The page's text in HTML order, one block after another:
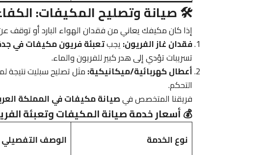
🛠️ صيانة وتصليح المكيفات:
إذا كان مكيفك يعاني من فقدان الهواء البارد أو توقف
فقدان غاز الفريون:يجبتعبئة فريون مكيفات في
تسريبات تؤدي إلى هدر كبير للفريون والماء.
أعطال كهربائية/ميكانيكية:مثل تصليح سبليت نتيجة
التحكم.
فريقنا المتخصص فيصيانة مكيفات في المملكة
💰 أسعار خدمة صيانة المكيفات وتعبئة
نوع الخدمة الوصف التفصيلي